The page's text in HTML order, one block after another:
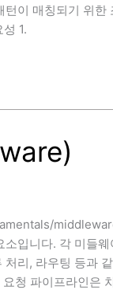
이 매칭되기 위한
1.
입니다. 각 미들
리, 라우팅 등과
청 파이프라인은